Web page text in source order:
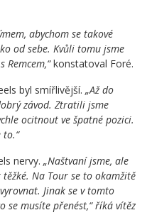
abychom se takové
od sebe. Kvůli tomu jsme
konstatoval Foré.
byl smířlivější. „Až do
závod. Ztratili jsme
ocitnout ve špatné pozici.
to.“
nervy. „Naštvaní jsme, ale
Na Tour se to okamžitě
Jinak se v tomto
se musíte přenést,“ říká vítěz